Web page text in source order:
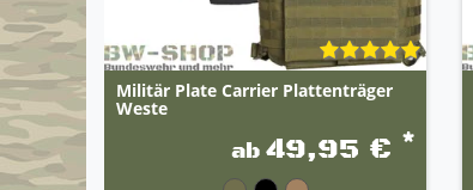
Militär Plate Carrier Plattenträger
Weste
ab 49,95 € *